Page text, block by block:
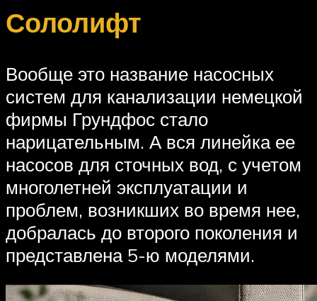
Сололифт
Вообще это название насосных
систем для канализации немецкой
фирмы Грундфос стало
нарицательным. А вся линейка ее
насосов для сточных вод, с учетом
многолетней эксплуатации и
проблем, возникших во время нее,
добралась до второго поколения и
представлена 5-ю моделями.